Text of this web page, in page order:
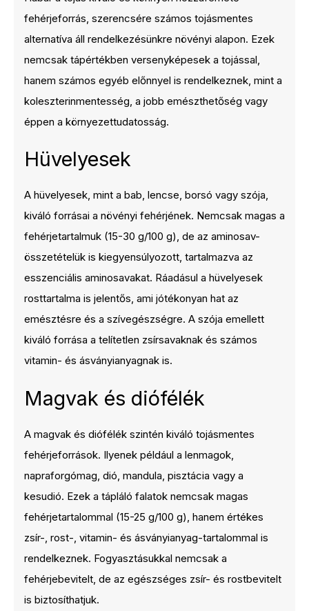
fehérjeforrás, szerencsére számos tojásmentes
alternatíva áll rendelkezésünkre növényi alapon. Ezek
nemcsak tápértékben versenyképesek a tojással,
hanem számos egyéb előnnyel is rendelkeznek, mint a
koleszterinmentesség, a jobb emészthetőség vagy
éppen a környezettudatosság.
Hüvelyesek
A hüvelyesek, mint a bab, lencse, borsó vagy szója,
kiváló forrásai a növényi fehérjének. Nemcsak magas a
fehérjetartalmuk (15-30 g/100 g), de az aminosav-
összetételük is kiegyensúlyozott, tartalmazva az
esszenciális aminosavakat. Ráadásul a hüvelyesek
rosttartalma is jelentős, ami jótékonyan hat az
emésztésre és a szívegészségre. A szója emellett
kiváló forrása a telítetlen zsírsavaknak és számos
vitamin- és ásványianyagnak is.
Magvak és diófélék
A magvak és diófélék szintén kiváló tojásmentes
fehérjeforrások. Ilyenek például a lenmagok,
napraforgómag, dió, mandula, pisztácia vagy a
kesudió. Ezek a tápláló falatok nemcsak magas
fehérjetartalommal (15-25 g/100 g), hanem értékes
zsír-, rost-, vitamin- és ásványianyag-tartalommal is
rendelkeznek. Fogyasztásukkal nemcsak a
fehérjebevitelt, de az egészséges zsír- és rostbevitelt
is biztosíthatjuk.